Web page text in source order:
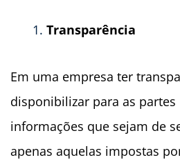
Transparência
Em uma empresa ter
disponibilizar para as partes
informações que sejam de
apenas aquelas impostas